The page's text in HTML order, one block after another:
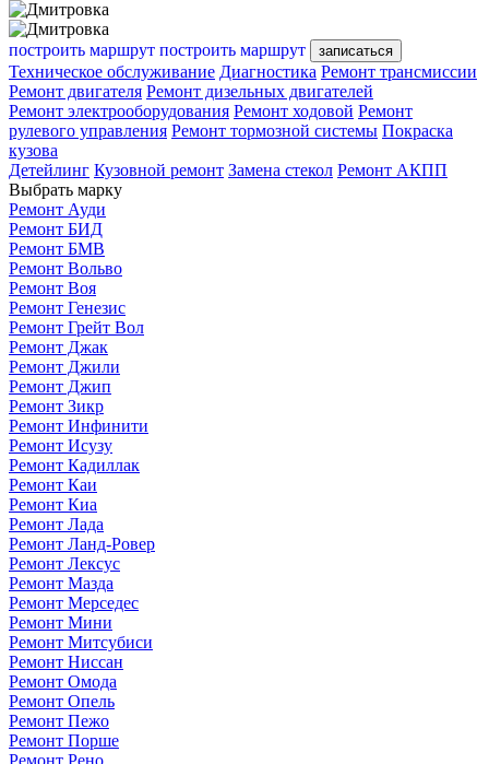
построить маршрут построить маршрут записаться
Техническое обслуживание Диагностика Ремонт трансмиссии
Ремонт двигателя Ремонт дизельных двигателей
Ремонт электрооборудования Ремонт ходовой Ремонт
рулевого управления Ремонт тормозной системы Покраска
кузова
Детейлинг Кузовной ремонт Замена стекол Ремонт АКПП
Выбрать марку
Ремонт Ауди
Ремонт БИД
Ремонт БМВ
Ремонт Вольво
Ремонт Воя
Ремонт Генезис
Ремонт Грейт Вол
Ремонт Джак
Ремонт Джили
Ремонт Джип
Ремонт Зикр
Ремонт Инфинити
Ремонт Исузу
Ремонт Кадиллак
Ремонт Каи
Ремонт Киа
Ремонт Лада
Ремонт Ланд-Ровер
Ремонт Лексус
Ремонт Мазда
Ремонт Мерседес
Ремонт Мини
Ремонт Митсубиси
Ремонт Ниссан
Ремонт Омода
Ремонт Опель
Ремонт Пежо
Ремонт Порше
Ремонт Рено